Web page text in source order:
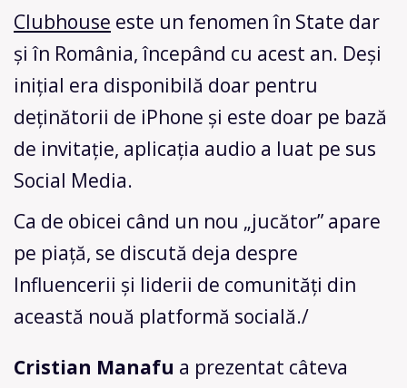
Clubhouse este un fenomen în State dar
și în România, începând cu acest an. Deși
inițial era disponibilă doar pentru
deținătorii de iPhone și este doar pe bază
de invitație, aplicația audio a luat pe sus
Social Media.
Ca de obicei când un nou „jucător” apare
pe piață, se discută deja despre
Influencerii și liderii de comunități din
această nouă platformă socială./
Cristian Manafu a prezentat câteva